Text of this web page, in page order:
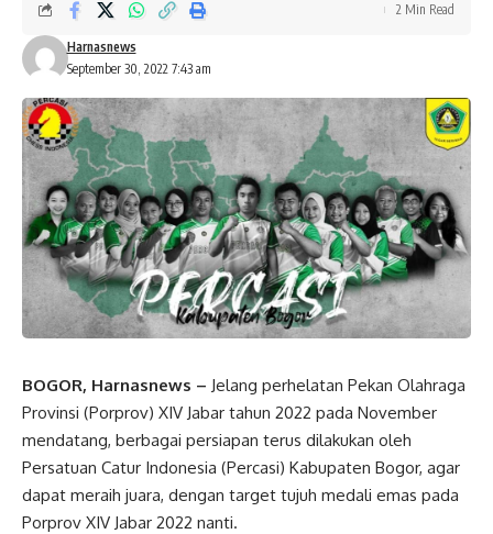
September 30, 2022 7:43 am
Harnasnews
2 Min Read
BOGOR, Harnasnews – Jelang perhelatan Pekan Olahraga
Provinsi (Porprov) XIV Jabar tahun 2022 pada November
mendatang, berbagai persiapan terus dilakukan oleh
Persatuan Catur Indonesia (Percasi) Kabupaten Bogor, agar
dapat meraih juara, dengan target tujuh medali emas pada
Porprov XIV Jabar 2022 nanti.